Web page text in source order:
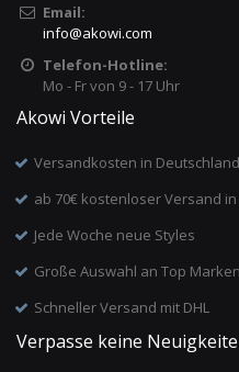
Email:
info@akowi.com
Telefon-Hotline:
Mo - Fr von 9 - 17 Uhr
Akowi Vorteile
Versandkosten in
ab 70€ kostenloser Versand in
Jede Woche neue Styles
Große Auswahl an Top
Schneller Versand mit DHL
Verpasse keine